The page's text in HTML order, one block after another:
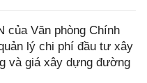
của Văn phòng Chính
lý chi phí đầu tư xây
và giá xây dựng đường